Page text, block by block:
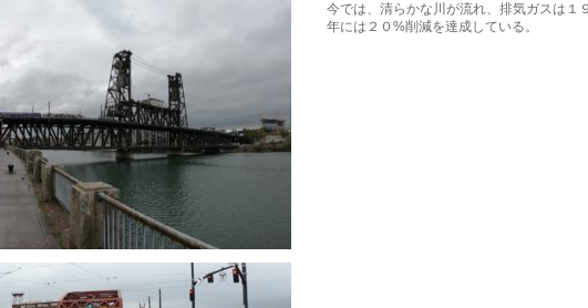
今では、清らかな川が流れ、排気ガスは１
年には２０%削減を達成している。